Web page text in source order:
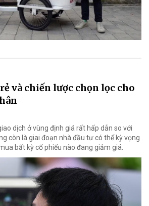
và chiến lược chọn lọc cho
dịch ở vùng định giá rất hấp dẫn so với
còn là giai đoạn nhà đầu tư có thể kỳ vọng
bất kỳ cổ phiếu nào đang giảm giá.